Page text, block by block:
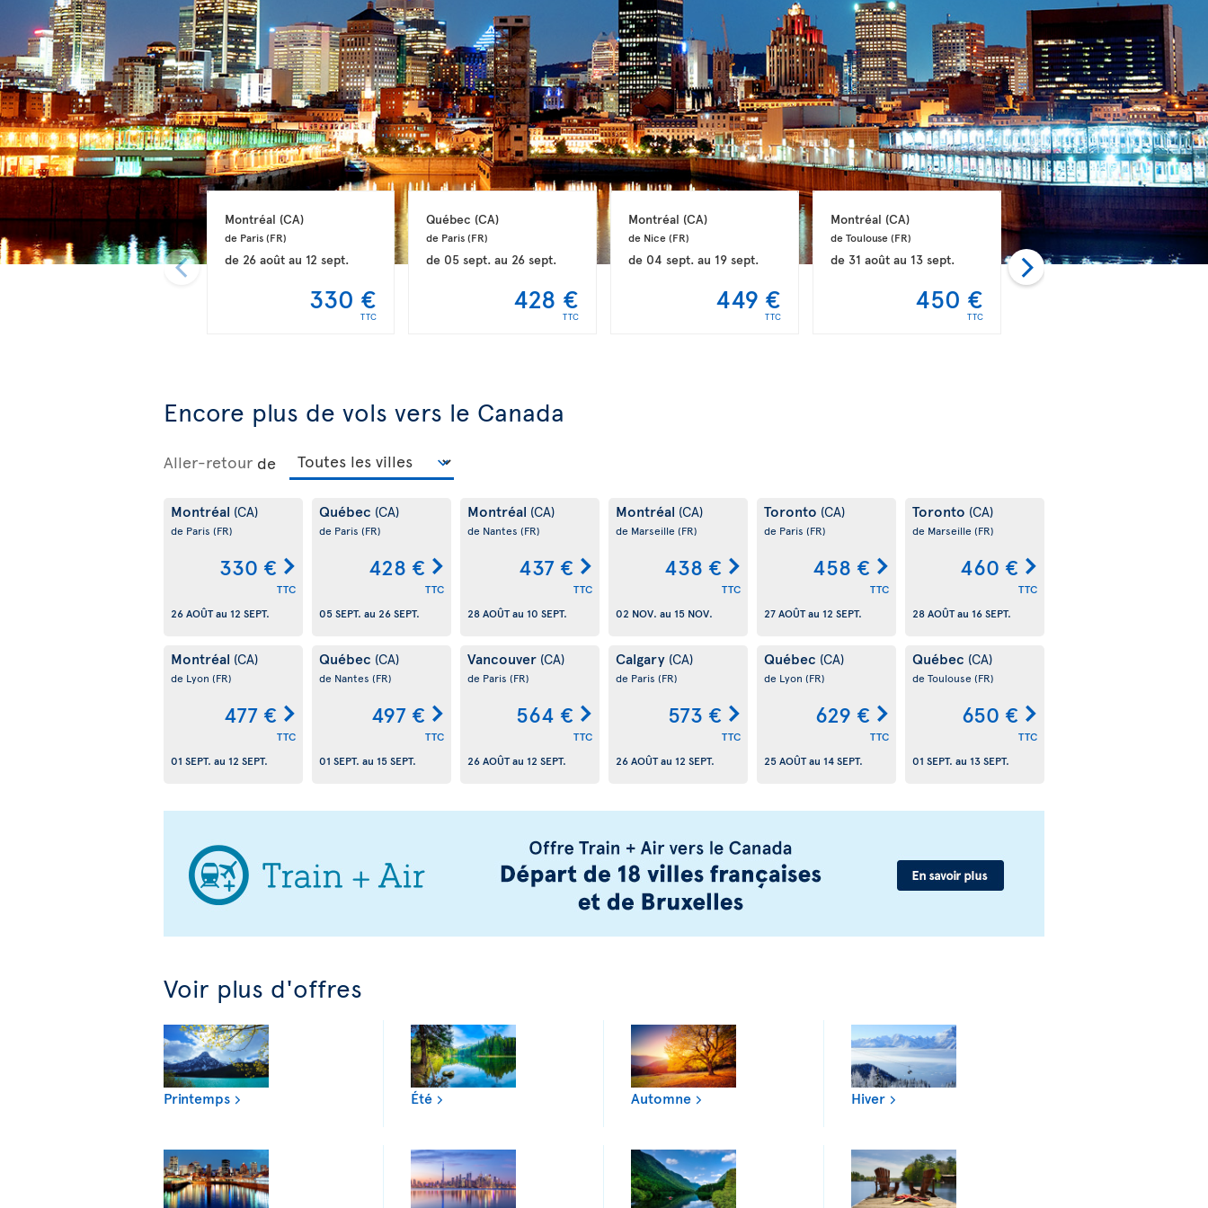
Montréal (CA)
de Paris (FR)
de 26 aoûtau 12 sept.
330 €
TTC
Québec (CA)
de Paris (FR)
de 05 sept. au 26 sept.
428 €
TTC
Montréal (CA)
de Nice (FR)
de 04 sept. au 19 sept.
449 €
TTC
Montréal (CA)
de Toulouse (FR)
de 31 août au 13 sept.
450 €
TTC
Toronto (CA)
de Paris (FR)
de27 aoûtau12 sept.
Encore plus de vols vers le Canada
Aller-retour de
Montréal (CA)
de Paris (FR)
330 €
TTC
26 AOÛTau 12 SEPT.
Québec (CA)
de Paris (FR)
428 €
TTC
05 SEPT. au 26 SEPT.
Montréal (CA)
de Nantes (FR)
437 €
TTC
28 AOÛTau 10 SEPT.
Montréal (CA)
de Marseille (FR)
438 €
TTC
02 NOV. au 15 NOV.
Toronto (CA)
de Paris (FR)
458 €
TTC
27 AOÛTau 12 SEPT.
Toronto (CA)
de Marseille (FR)
460 €
TTC
28 AOÛTau 16 SEPT.
Montréal (CA)
de Lyon (FR)
477 €
TTC
01 SEPT. au 12 SEPT.
Québec (CA)
de Nantes (FR)
497 €
TTC
01 SEPT. au 15 SEPT.
Vancouver (CA)
de Paris (FR)
564 €
TTC
26 AOÛTau 12 SEPT.
Calgary (CA)
de Paris (FR)
573 €
TTC
26 AOÛTau 12 SEPT.
Québec (CA)
de Lyon (FR)
629 €
TTC
25 AOÛTau 14 SEPT.
Québec (CA)
de Toulouse (FR)
650 €
TTC
01 SEPT. au 13 SEPT.
Voir plus d'offres
Printemps Été Automne Hiver